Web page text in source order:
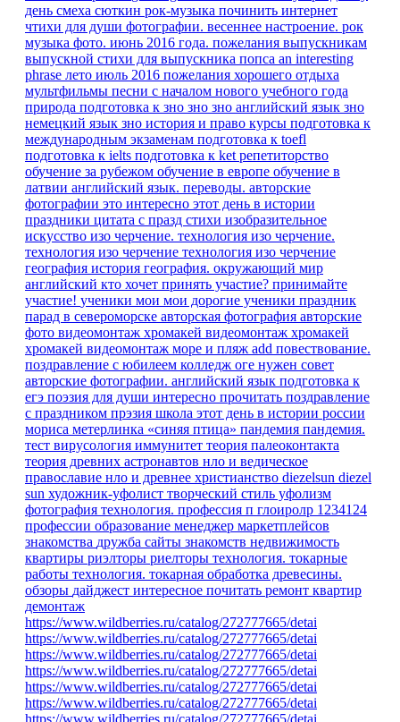
день смеха сюткин рок-музыка починить интернет
чтихи для души фотографии. весеннее настроение. рок
музыка фото. июнь 2016 года. пожелания выпускникам
выпускной стихи для выпускника попса an interesting
phrase лето июль 2016 пожелания хорошего отдыха
мультфильмы песни с началом нового учебного года
природа подготовка к зно зно зно английский язык зно
немецкий язык зно история и право курсы подготовка к
международным экзаменам подготовка к toefl
подготовка к ielts подготовка к ket репетиторство
обучение за рубежом обучение в европе обучение в
латвии английский язык. переводы. авторские
фотографии это интересно этот день в истории
праздники цитата с празд стихи изобразительное
искусство изо черчение. технология изо черчение.
технология изо черчение технология изо черчение
география история география. окружающий мир
английский кто хочет принять участие? принимайте
участие! ученики мои мои дорогие ученики праздник
парад в североморске авторская фотография авторские
фото видеомонтаж хромакей видеомонтаж хромакей
хромакей видеомонтаж море и пляж add повествование.
поздравление с юбилеем колледж оге нужен совет
авторские фотографии. английский язык подготовка к
егэ поэзия для души интересно прочитать поздравление
с праздником прэзия школа этот день в истории россии
мориса метерлинка «синяя птица» пандемия пандемия.
тест вирусология иммунитет теория палеоконтакта
теория древних астронавтов нло и ведическое
православие нло и древнее христианство diezelsun diezel
sun художник-уфолист творческий стиль уфолизм
фотография технология. профессия п глоиролр 1234124
профессии образование менеджер маркетплейсов
знакомства дружба сайты знакомств недвижимость
квартиры риэлторы риелторы технология. токарные
работы технология. токарная обработка древесины.
обзоры дайджест интересное почитать ремонт квартир
демонтаж
https://www.wildberries.ru/catalog/272777665/detai
https://www.wildberries.ru/catalog/272777665/detai
https://www.wildberries.ru/catalog/272777665/detai
https://www.wildberries.ru/catalog/272777665/detai
https://www.wildberries.ru/catalog/272777665/detai
https://www.wildberries.ru/catalog/272777665/detai
https://www.wildberries.ru/catalog/272777665/detai